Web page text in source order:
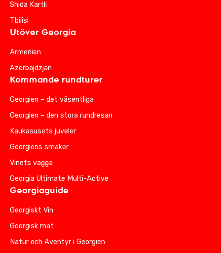
Shida Kartli
Tbilisi
Utöver Georgia
Armenien
Azerbajdzjan
Kommande rundturer
Georgien – det väsentliga
Georgien – den stora rundresan
Kaukasusets juveler
Georgiens smaker
Vinets vagga
Georgia Ultimate Multi-Active
Georgiaguide
Georgiskt Vin
Georgisk mat
Natur och Äventyr i Georgien